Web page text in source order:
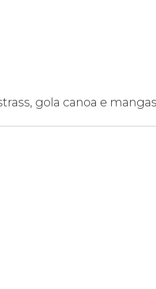
gola canoa e